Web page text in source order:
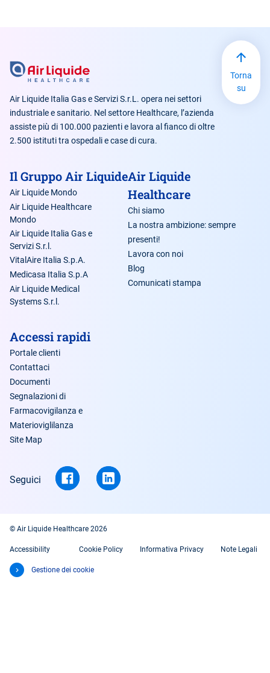
Air Liquide Italia Gas e Servizi S.r.L. opera nei settori
industriale e sanitario. Nel settore Healthcare, l’azienda
assiste più di 100.000 pazienti e lavora al fianco di oltre
2.500 istituti tra ospedali e case di cura.
Il Gruppo Air Liquide
Air Liquide Mondo
Air Liquide Healthcare
Mondo
Air Liquide Italia Gas e
Servizi S.r.l.
VitalAire Italia S.p.A.
Medicasa Italia S.p.A
Air Liquide Medical
Systems S.r.l.
Air Liquide
Healthcare
Chi siamo
La nostra ambizione: sempre
presenti!
Lavora con noi
Blog
Comunicati stampa
Accessi rapidi
Portale clienti
Contattaci
Documenti
Segnalazioni di
Farmacovigilanza e
Materioviglilanza
Site Map
Seguici
Torna
su
© Air Liquide Healthcare 2026
Accessibility Cookie Policy Informativa Privacy Note Legali
Gestione dei cookie